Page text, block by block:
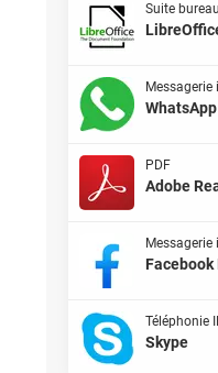
Suite
WhatsApp
PDF
Adobe
Téléphonie
Skype